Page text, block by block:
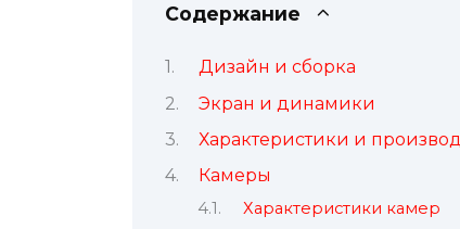
Содержание
Дизайн и сборка
Экран и динамики
Характеристики и
Камеры
Характеристики камер